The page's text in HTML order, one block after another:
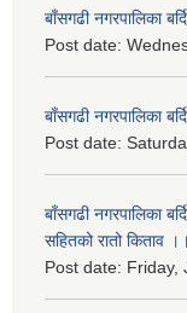
बाँसगढी नगरपालिका
Post date:
बाँसगढी नगरपालिका
Post date:
बाँसगढी नगरपालिका
सहितको रातो किताव ।।
Post date: Friday,